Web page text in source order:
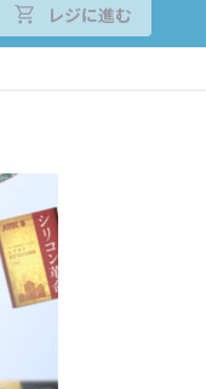
レジに進む